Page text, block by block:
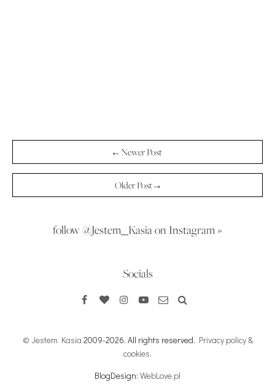
← Newer Post
Older Post →
follow @Jestem_Kasia on Instagram »
Socials
© Jestem Kasia 2009-2026. All rights reserved. Privacy policy &
cookies.
BlogDesign: WebLove.pl